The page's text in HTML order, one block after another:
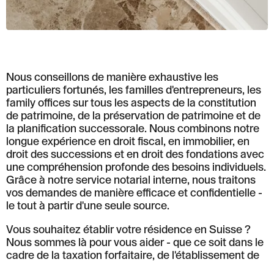
Löwenstrasse 1
8001 Zurich
Contact Zoug
Bahnhofstrasse 17
6300 Zoug
T: +41 41 349 56 56
F: +41 41 349 56 66
M: zg@barandun-law.ch
PROTECTION DES DONNÉESLINKEDIN
Nous conseillons de manière exhaustive les
particuliers fortunés, les familles d'entrepreneurs, les
family offices sur tous les aspects de la constitution
de patrimoine, de la préservation de patrimoine et de
la planification successorale. Nous combinons notre
longue expérience en droit fiscal, en immobilier, en
droit des successions et en droit des fondations avec
une compréhension profonde des besoins individuels.
Grâce à notre service notarial interne, nous traitons
vos demandes de manière efficace et confidentielle -
le tout à partir d'une seule source.
Vous souhaitez établir votre résidence en Suisse ?
Nous sommes là pour vous aider - que ce soit dans le
cadre de la taxation forfaitaire, de l'établissement de